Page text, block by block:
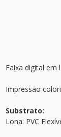
Faixa digital em
Impressão
Substrato:
Lona: PVC